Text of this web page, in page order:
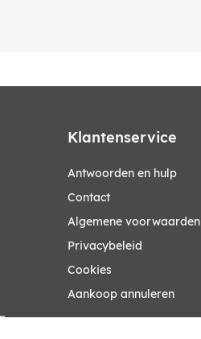
Klantenservice
Antwoorden en hulp
Contact
Algemene voorwaarden
Privacybeleid
Cookies
Aankoop annuleren